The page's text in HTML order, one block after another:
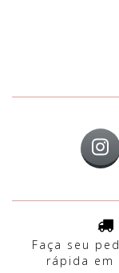
Faça seu
rápida em